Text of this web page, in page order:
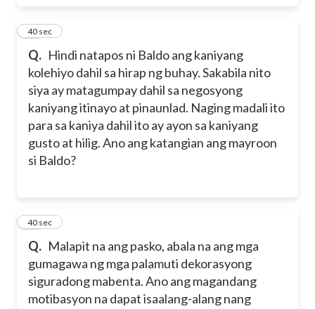
Q. Hindi natapos ni Baldo ang kaniyang
kolehiyo dahil sa hirap ng buhay. Sakabila nito
siya ay matagumpay dahil sa negosyong
kaniyang itinayo at pinaunlad. Naging madali ito
para sa kaniya dahil ito ay ayon sa kaniyang
gusto at hilig. Ano ang katangian ang mayroon
si Baldo?
15
40 sec
Q. Malapit na ang pasko, abala na ang mga
gumagawa ng mga palamuti dekorasyong
siguradong mabenta. Ano ang magandang
motibasyon na dapat isaalang-alang nang
16
40 sec